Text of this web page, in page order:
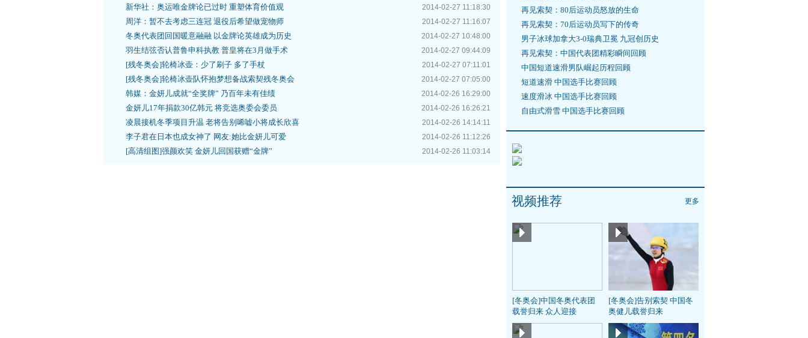
2014-02-27 11:18:30
新华社：奥运唯金牌论已过时 重塑体育价值观
2014-02-27 11:16:07
周洋：暂不去考虑三连冠 退役后希望做宠物师
2014-02-27 10:48:00
冬奥代表团回国暖意融融 以金牌论英雄成为历史
2014-02-27 09:44:09
羽生结弦否认普鲁申科执教 普皇将在3月做手术
2014-02-27 07:11:01
[残冬奥会]轮椅冰壶：少了刷子 多了手杖
2014-02-27 07:05:00
[残冬奥会]轮椅冰壶队怀抱梦想备战索契残冬奥会
2014-02-26 16:29:00
韩媒：金妍儿成就“全奖牌” 乃百年未有佳绩
2014-02-26 16:26:21
金妍儿17年捐款30亿韩元 将竞选奥委会委员
2014-02-26 14:14:11
凌晨接机冬季项目升温 老将告别唏嘘小将成长欣喜
2014-02-26 11:12:26
李子君在日本也成女神了 网友:她比金妍儿可爱
2014-02-26 11:03:14
[高清组图]强颜欢笑 金妍儿回国获赠“金牌”
再见索契：80后运动员怒放的生命
再见索契：70后运动员写下的传奇
男子冰球加拿大3-0瑞典卫冕 九冠创历史
再见索契：中国代表团精彩瞬间回顾
中国短道速滑男队崛起历程回顾
短道速滑 中国选手比赛回顾
速度滑冰 中国选手比赛回顾
自由式滑雪 中国选手比赛回顾
视频推荐 更多
[冬奥会]中国冬奥代表团
载誉归来 众人迎接
[冬奥会]告别索契 中国冬
奥健儿载誉归来